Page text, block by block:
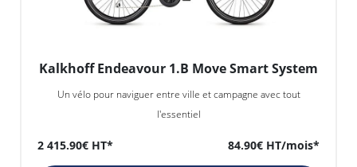
Kalkhoff Endeavour 1.B Move Smart System
Un vélo pour naviguer entre ville et campagne avec tout
l'essentiel
2 415.90€ HT* 84.90€ HT/mois*